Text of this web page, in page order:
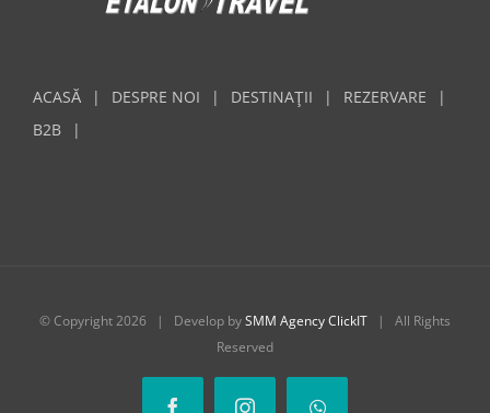
ACASĂ DESPRE NOI DESTINAŢII
REZERVARE
B2B
© Copyright2026 | Develop bySMM Agency ClickIT | All Rights
Reserved
FacebookInstagramWhatsapp